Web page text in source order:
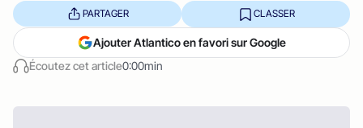
Écoutez cet article0:00min
PARTAGER CLASSER
Ajouter Atlantico en favori sur Google